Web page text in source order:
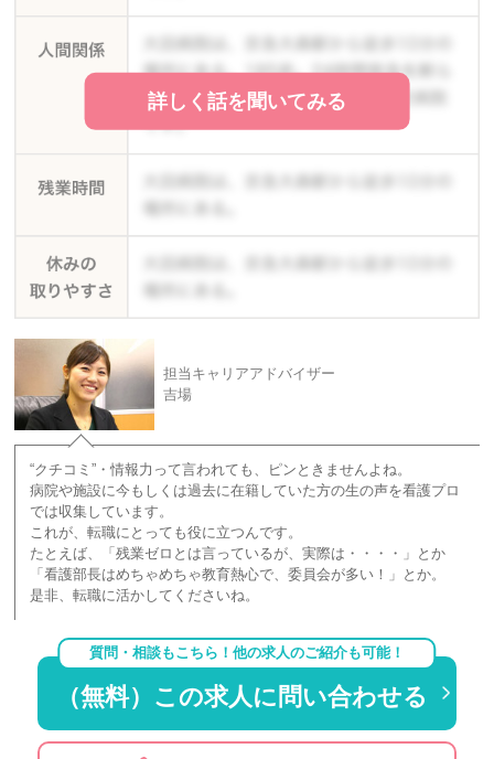
詳しく話を聞いてみる
担当キャリアアドバイザー
吉場
“クチコミ”・情報力って言われても、ピンときませんよね。
病院や施設に今もしくは過去に在籍していた方の生の声を看護プロ
では収集しています。
これが、転職にとっても役に立つんです。
たとえば、「残業ゼロとは言っているが、実際は・・・・」とか
「看護部長はめちゃめちゃ教育熱心で、委員会が多い！」とか。
是非、転職に活かしてくださいね。
質問・相談もこちら！他の求人のご紹介も可能！
（無料）この求人に問い合わせる